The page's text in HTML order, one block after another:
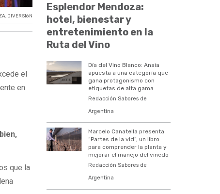
, DIVERSIóN
el
en
que la
Esplendor Mendoza:
hotel, bienestar y
entretenimiento en la
Ruta del Vino
Día del Vino Blanco: Anaia
apuesta a una categoría que
gana protagonismo con
etiquetas de alta gama
Redacción Sabores de
Argentina
Marcelo Canatella presenta
“Partes de la vid”, un libro
para comprender la planta y
mejorar el manejo del viñedo
Redacción Sabores de
Argentina